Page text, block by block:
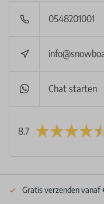
0548201001
Chat starten
8.7
Gratis verzenden vanaf